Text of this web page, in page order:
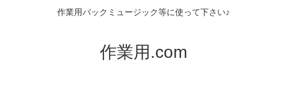
作業用バックミュージック等に使って下さい♪
作業用.com